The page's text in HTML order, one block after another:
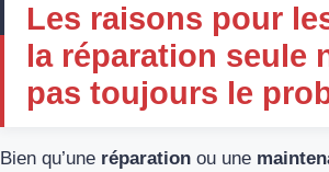
Les raisons pour
la réparation seule
pas toujours le
Bien qu’une réparation ou une